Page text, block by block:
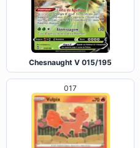
Chesnaught V 015/195
017